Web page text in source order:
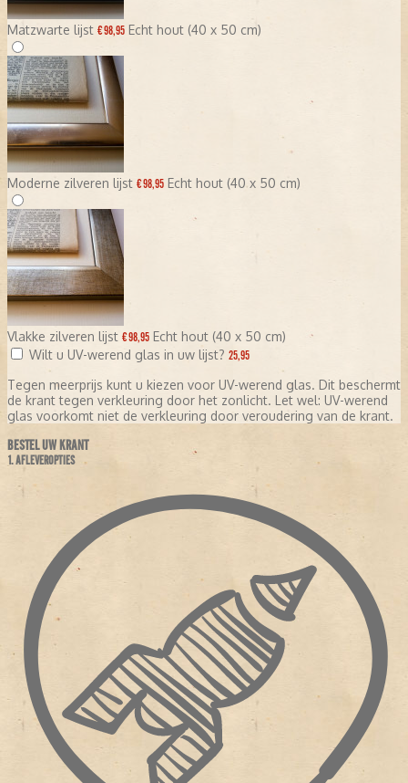
Matzwarte lijst € 98,95 Echt hout (40 x 50 cm)
Moderne zilveren lijst € 98,95 Echt hout (40 x 50 cm)
Vlakke zilveren lijst € 98,95 Echt hout (40 x 50 cm)
Wilt u UV-werend glas in uw lijst? 25,95
Tegen meerprijs kunt u kiezen voor UV-werend glas. Dit beschermt
de krant tegen verkleuring door het zonlicht. Let wel: UV-werend
glas voorkomt niet de verkleuring door veroudering van de krant.
BESTEL UW KRANT
1. AFLEVEROPTIES